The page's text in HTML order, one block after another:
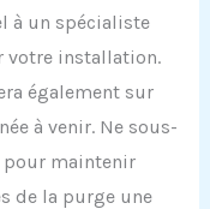
à un spécialiste
votre installation.
également sur
à venir. Ne sous-
pour maintenir
de la purge une